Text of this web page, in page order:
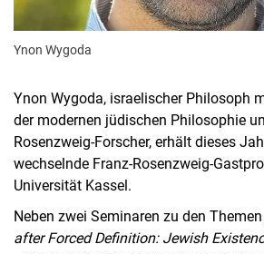
Ynon Wygoda
Ynon Wygoda, israelischer Philosoph
der modernen jüdischen Philosophie
Rosenzweig-Forscher, erhält dieses
wechselnde Franz-Rosenzweig-
Universität Kassel.
Neben zwei Seminaren zu den Themen
after Forced Definition: Jewish